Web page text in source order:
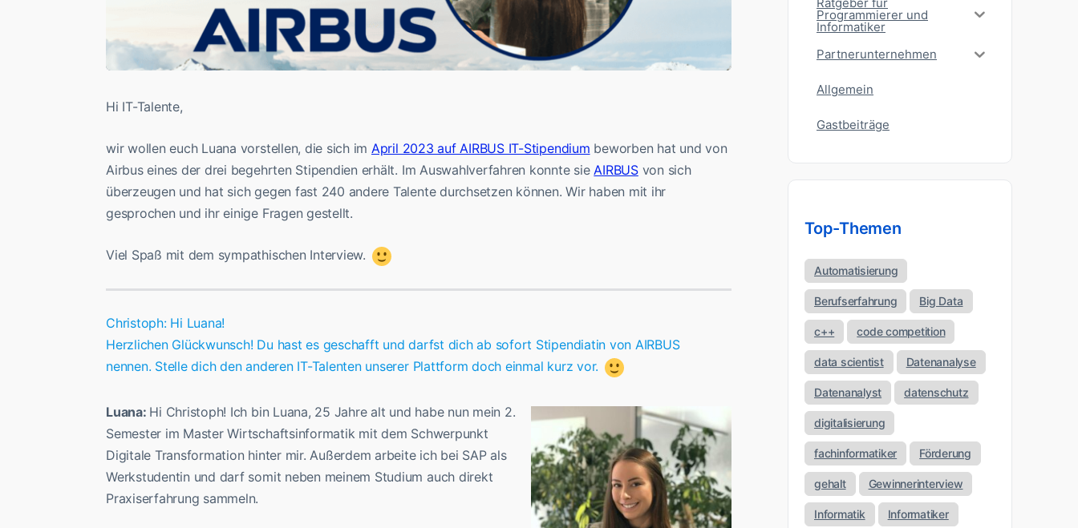
Hi IT-Talente,
wir wollen euch Luana vorstellen, die sich im April 2023 auf AIRBUS IT-Stipendium beworben hat und von
Airbus eines der drei begehrten Stipendien erhält. Im Auswahlverfahren konnte sie AIRBUSvon sich
überzeugen und hat sich gegen fast 240 andere Talente durchsetzen können. Wir haben mit ihr
gesprochen und ihr einige Fragen gestellt.
Viel Spaß mit dem sympathischen Interview.
Christoph: Hi Luana!
Herzlichen Glückwunsch! Du hast es geschafft und darfst dich ab sofort Stipendiatin von AIRBUS
nennen. Stelle dich den anderen IT-Talenten unserer Plattform doch einmal kurz vor.
Luana: Hi Christoph! Ich bin Luana, 25 Jahre alt und habe nun mein 2.
Semester im Master Wirtschaftsinformatik mit dem Schwerpunkt
Digitale Transformation hinter mir. Außerdem arbeite ich bei SAP als
Werkstudentin und darf somit neben meinem Studium auch direkt
Praxiserfahrung sammeln.
Programmierer und
Informatiker
Partnerunternehmen
Allgemein
Gastbeiträge
Top-Themen
Automatisierung
Berufserfahrung Big Data
c++ code competition
data scientist Datenanalyse
Datenanalyst datenschutz
digitalisierung
fachinformatiker Förderung
gehalt Gewinnerinterview
Informatik Informatiker